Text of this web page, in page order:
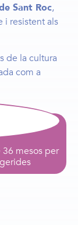
Sant Roc,
i resistent als
de la cultura
com a
mesos per